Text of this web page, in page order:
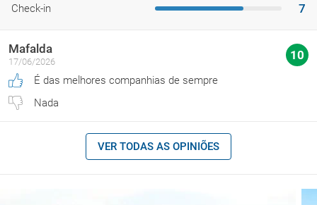
Check-in 7
Mafalda
17/06/2026 10
É das melhores companhias de sempre
Nada
VER TODAS AS OPINIÕES